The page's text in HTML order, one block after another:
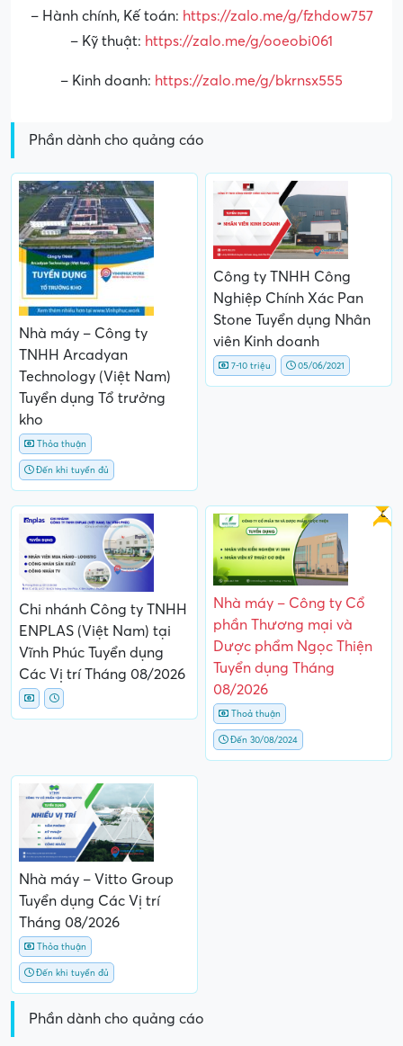
– Hành chính, Kế toán: https://zalo.me/g/fzhdow757
– Kỹ thuật: https://zalo.me/g/ooeobi061
– Kinh doanh: https://zalo.me/g/bkrnsx555
Phần dành cho quảng cáo
Nhà máy – Công ty
TNHH Arcadyan
Technology (Việt Nam)
Tuyển dụng Tổ trưởng
kho
Thỏa thuận
Đến khi tuyển đủ
Công ty TNHH Công
Nghiệp Chính Xác Pan
Stone Tuyển dụng Nhân
viên Kinh doanh
7-10 triệu 05/06/2021
Chi nhánh Công ty TNHH
ENPLAS (Việt Nam) tại
Vĩnh Phúc Tuyển dụng
Các Vị trí Tháng 08/2026
Gấp
Nhà máy – Công ty Cổ
phần Thương mại và
Dược phẩm Ngọc Thiện
Tuyển dụng Tháng
08/2026
Thoả thuận
Đến 30/08/2024
Nhà máy – Vitto Group
Tuyển dụng Các Vị trí
Tháng 08/2026
Thỏa thuận
Đến khi tuyển đủ
Phần dành cho quảng cáo